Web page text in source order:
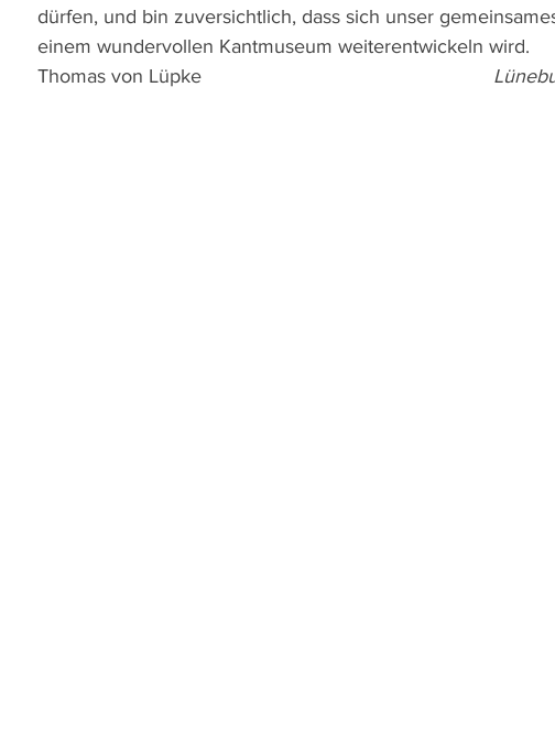
dürfen, und bin zuversichtlich, dass sich unser
einem wundervollen Kantmuseum weiterentwickeln wird.
Thomas von Lüpke